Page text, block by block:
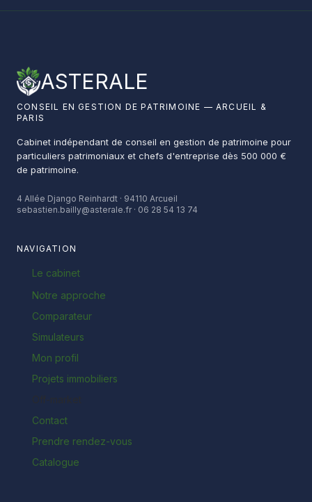
ASTERALE
CONSEIL EN GESTION DE PATRIMOINE — ARCUEIL &
PARIS
Cabinet indépendant de conseil en gestion de patrimoine pour
particuliers patrimoniaux et chefs d'entreprise dès 500 000 €
de patrimoine.
4 Allée Django Reinhardt · 94110 Arcueil
sebastien.bailly@asterale.fr · 06 28 54 13 74
NAVIGATION
Le cabinet
Notre approche
Comparateur
Simulateurs
Mon profil
Projets immobiliers
Contact
Prendre rendez-vous
Catalogue